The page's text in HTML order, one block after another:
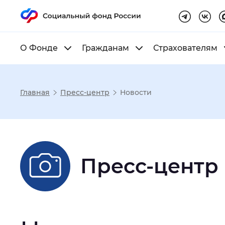
О Фонде Гражданам Страхователям
Настройка
Размер шрифта
Шрифт
Главная Пресс-центр Новости
Пресс-центр